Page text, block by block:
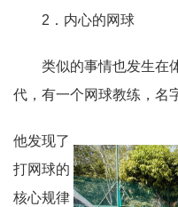
2．内心的网球
类似的事情也发生在
代，有一个网球教练，名
他发现了
打网球的
核心规律